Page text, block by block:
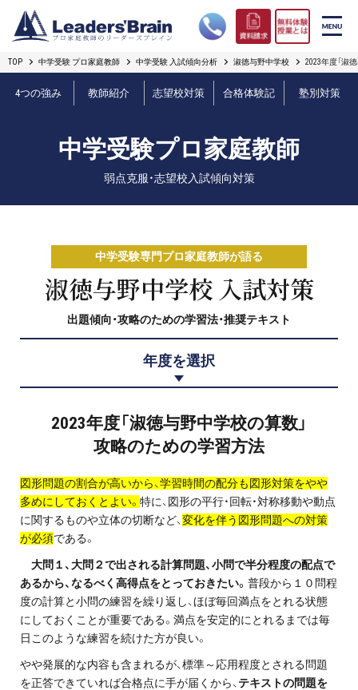
リーダーズブレインの強み
プロ教師紹介
無料体験授業とは
短期フリープラン
プロ家庭教師の英検®対策
費用について
お申込みの流れ
よくある質問
採用情報
インフォメーション
会社概要
TOP 中学受験 プロ家庭教師 中学受験 入試傾向分析 淑徳与野中学校 2023年度「淑
4つの強み 教師紹介 志望校対策 合格体験記 塾別対策
中学受験プロ家庭教師
弱点克服・志望校入試傾向対策
中学受験専門プロ家庭教師が語る
淑徳与野中学校 入試対策
出題傾向・攻略のための学習法・推奨テキスト
年度を選択
2023年度「淑徳与野中学校の算数」
攻略のための学習方法
図形問題の割合が高いから、学習時間の配分も図形対策をやや
多めにしておくとよい。 特に、図形の平行・回転・対称移動や動点
に関するものや立体の切断など、変化を伴う図形問題への対策
が必須である。
大問１、大問２で出される計算問題、小問で半分程度の配点で
あるから、なるべく高得点をとっておきたい。 普段から１０問程
度の計算と小問の練習を繰り返し、ほぼ毎回満点をとれる状態
にしておくことが重要である。満点を安定的にとれるまでは毎
日このような練習を続けた方が良い。
やや発展的な内容も含まれるが、標準～応用程度とされる問題
を正答できていれば合格点に手が届くから、 テキストの問題を